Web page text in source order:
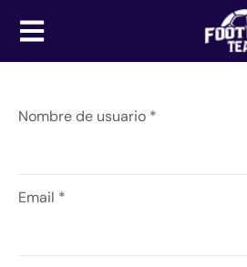
Nombre de usuario *
Email *